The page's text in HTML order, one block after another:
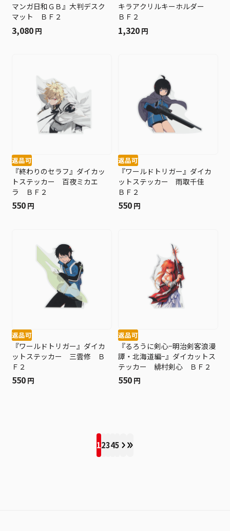
マンガ日和ＧＢ』大判デスク
マット ＢＦ２
3,080 円
キラアクリルキーホルダー
ＢＦ２
1,320 円
返品可
『終わりのセラフ』ダイカッ
トステッカー 百夜ミカエ
ラ ＢＦ２
550 円
返品可
『ワールドトリガー』ダイカ
ットステッカー 雨取千佳
ＢＦ２
550 円
返品可
『ワールドトリガー』ダイカ
ットステッカー 三雲修 Ｂ
Ｆ２
550 円
返品可
『るろうに剣心−明治剣客浪漫
譚・北海道編−』ダイカットス
テッカー 緋村剣心 ＢＦ２
550 円
12345